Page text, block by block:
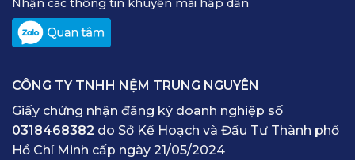
CÔNG TY TNHH NỆM TRUNG NGUYÊN
Giấy chứng nhận đăng ký doanh nghiệp số
0318468382 do Sở Kế Hoạch và Đầu Tư Thành phố
Hồ Chí Minh cấp ngày 21/05/2024